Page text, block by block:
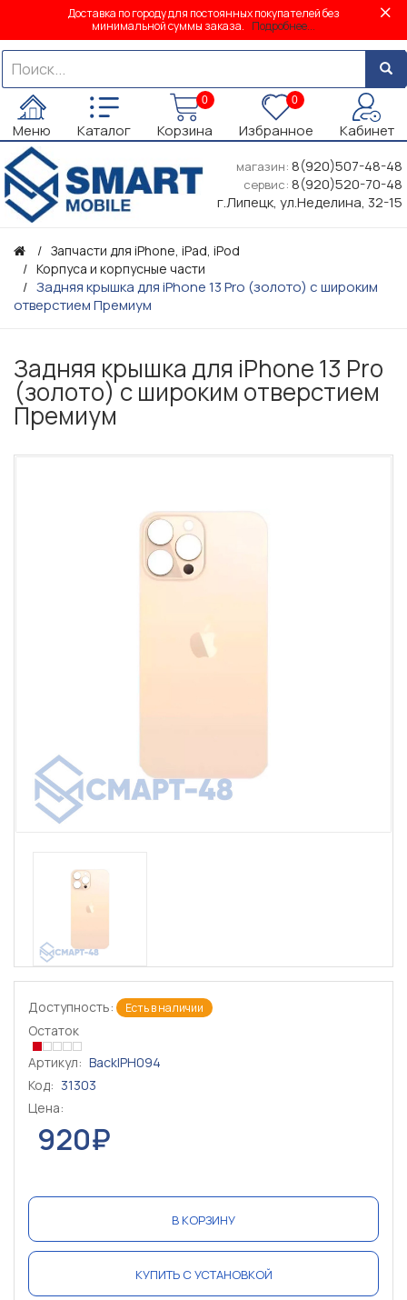
Доставка по городу для постоянных покупателей без
минимальной суммы заказа. Подробнее...
Меню Каталог
0
Корзина
0
Избранное Кабинет
магазин: 8(920)507-48-48
сервис: 8(920)520-70-48
г.Липецк, ул.Неделина, 32-15
Запчасти для iPhone, iPad, iPod
Корпуса и корпусные части
Задняя крышка для iPhone 13 Pro (золото) с широким
отверстием Премиум
Задняя крышка для iPhone 13 Pro
(золото) с широким отверстием
Премиум
Доступность: Есть в наличии
Остаток
Артикул: BackIPH094
Код: 31303
Цена:
920₽
В КОРЗИНУ
КУПИТЬ С УСТАНОВКОЙ